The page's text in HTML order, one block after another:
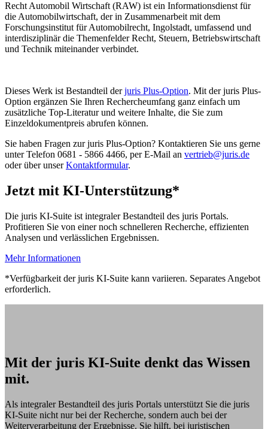
Recht Automobil Wirtschaft (RAW) ist ein Informationsdienst für
die Automobilwirtschaft, der in Zusammenarbeit mit dem
Forschungsinstitut für Automobilrecht, Ingolstadt, umfassend und
interdisziplinär die Themenfelder Recht, Steuern, Betriebswirtschaft
und Technik miteinander verbindet.
Dieses Werk ist Bestandteil derjuris Plus-Option. Mit der juris Plus-
Option ergänzen Sie Ihren Rechercheumfang ganz einfach um
zusätzliche Top-Literatur und weitere Inhalte, die Sie zum
Einzeldokumentpreis abrufen können.
Sie haben Fragen zur juris Plus-Option? Kontaktieren Sie uns gerne
unter Telefon 0681 - 5866 4466, per E-Mail an vertrieb@juris.de
oder über unserKontaktformular.
Jetzt mit KI-Unterstützung*
Die juris KI-Suite ist integraler Bestandteil des juris Portals.
Profitieren Sie von einer noch schnelleren Recherche, effizienten
Analysen und verlässlichen Ergebnissen.
Mehr Informationen
*Verfügbarkeit der juris KI-Suite kann variieren. Separates Angebot
erforderlich.
Mit der juris KI-Suite denkt das Wissen
mit.
Als integraler Bestandteil des juris Portals unterstützt Sie die juris
KI-Suite nicht nur bei der Recherche, sondern auch bei der
Weiterverarbeitung der Ergebnisse. Sie hilft, bei juristischen